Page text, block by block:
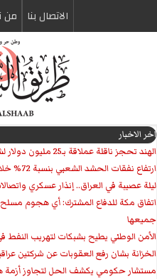
الاتصال بنا من
اخر الاخبار
الهند تحجز ناقلة عملاقة بـ25 مليون دولار لشراء النفط العراقي
ارتفاع نفقات الحشد الشعبي بنسبة 72% خلال ست سنوات
ليلة عصيبة في العراق.. إنذار عسكري
‏اتفاق مكة للدفاع المشترك: أي هجوم
جميعها
الأمن الوطني يطيح بشبكات لتهريب النفط
الخزانة بشان رفع العقوبات عن شركتين
مستشار حكومي يكشف الحل لتجاوز أزمة